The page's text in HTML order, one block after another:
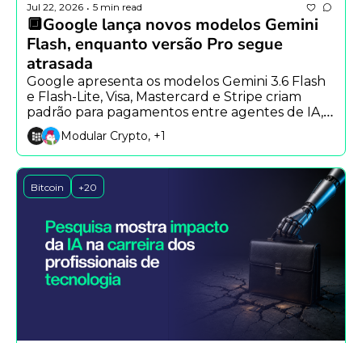
Jul 22, 2026 • 5 min read
🔲Google lança novos modelos Gemini
Flash, enquanto versão Pro segue
atrasada
Google apresenta os modelos Gemini 3.6 Flash
e Flash-Lite, Visa, Mastercard e Stripe criam
padrão para pagamentos entre agentes de IA, e
Block lança plataforma aberta para
colaboração com agentes.
Modular Crypto, +1
Bitcoin +20